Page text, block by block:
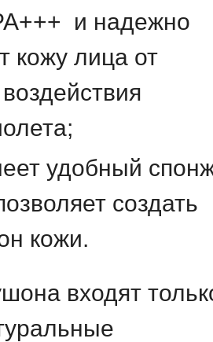
и надежно
кожу лица от
удобный
создать
кожи.
входят